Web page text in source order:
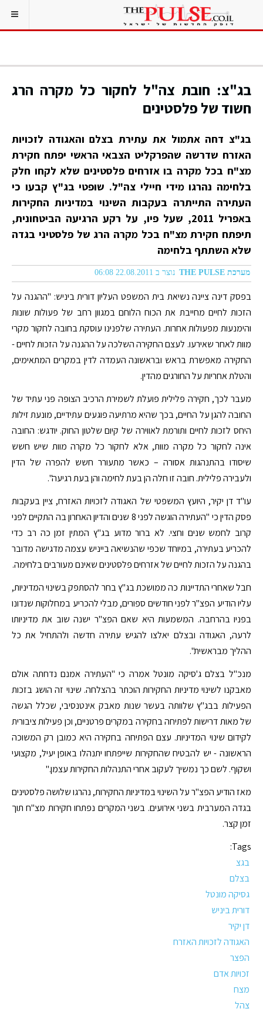
בג"צ: חובת צה"ל לחקור כל מקרה הרג
חשוד של פלסטינים
בג"צ דחה אתמול את עתירת בצלם והאגודה לזכויות
האזרח שדרשה שהפרקליט הצבאי הראשי יפתח חקירת
מצ"ח בכל מקרה בו אזרחים פלסטינים שלא לקחו חלק
בלחימה נהרגו מידי חיילי צה"ל. שופטי בג"ץ קבעו כי
העתירה התייתרה בעקבות השינוי במדיניות החקירות
באפריל 2011, שעל פיו, על רקע הרגיעה הביטחונית,
תיפתח חקירת מצ"ח בכל מקרה הרג של פלסטיני בגדה
שלא השתתף בלחימה
מערכת THE PULSE נוצר ב 22.08.2011 06:08
בפסק דינה ציינה נשיאת בית המשפט העליון דורית ביניש: "ההגנה על
הזכות לחיים מחייבת את הכוח הלוחם במגוון רחב של פעולות שונות
והימנעות מפעולות אחרות. העתירה שלפנינו עוסקת בחובה לחקור מקרי
מוות לאחר שאירעו. לעצם החקירה השלכה על ההגנה על הזכות לחיים -
החקירה מאפשרת בראש ובראשונה העמדה לדין במקרים המתאימים,
והטלת אחריות על החורגים מהדין.
מעבר לכך, חקירה פלילית פועלת לשמירת הרכיב הצופה פני עתיד של
החובה להגן על החיים, בכך שהיא מרתיעה פוגעים עתידיים, מונעת זילות
היחס לזכות לחיים ותורמת לאווירה של קיום שלטון החוק. יודגש: החובה
אינה לחקור כל מקרה מוות, אלא לחקור כל מקרה מוות שיש חשש
שיסודו בהתנהגות אסורה – כאשר מתעורר חשש להפרה של הדין
ולעבירה פלילית. חובה זו חלה הן בעת לחימה והן בעת רגיעה".
עו"ד דן יקיר, היועץ המשפטי של האגודה לזכויות האזרח, ציין בעקבות
פסק הדין כי "העתירה הוגשה לפני 8 שנים והדיון האחרון בה התקיים לפני
קרוב לחמש שנים וחצי. לא ברור מדוע בג"ץ המתין זמן כה רב כדי
להכריע בעתירה, במיוחד שכפי שהנשיאה בייניש עצמה מדגישה מדובר
בהגנה על הזכות לחיים של אזרחים פלסטינים שאינם מעורבים בלחימה.
חבל שאחרי התדיינות כה ממושכת בג"ץ בחר להסתפק בשינוי המדיניות,
עליו הודיע הפצ"ר לפני חודשים ספורים, מבלי להכריע במחלוקות שנדונו
בפניו בהרחבה. המשמעות היא שאם הפצ"ר ישנה שוב את מדיניותו
לרעה, האגודה ובצלם יאלצו להגיש עתירה חדשה ולהתחיל את כל
ההליך מבראשית".
מנכ"ל בצלם ג'סיקה מונטל אמרה כי "העתירה אמנם נדחתה אולם
מאבקנו לשינוי מדיניות החקירות הוכתר בהצלחה. שינוי זה הושג בזכות
הפעילות בבג"ץ שלוותה בעשר שנות מאבק אינטנסיבי, שכלל הגשה
של מאות דרישות לפתיחה בחקירה במקרים פרטניים, וכן פעילות ציבורית
לקידום שינוי המדיניות. עצם הפתיחה בחקירה היא כמובן רק המשוכה
הראשונה - יש להבטיח שהחקירות שייפתחו יתנהלו באופן יעיל, מקצועי
ושקוף. לשם כך נמשיך לעקוב אחרי התנהלות החקירות עצמן."
מאז הודיע הפצ"ר על השינוי במדיניות החקירות, נהרגו שלושה פלסטינים
בגדה המערבית בשני אירועים. בשני המקרים נפתחו חקירות מצ"ח תוך
זמן קצר.
Tags:
בגצ
בצלם
גסיקה מונטל
דורית ביניש
דן יקיר
האגודה לזכויות האזרח
הפצר
זכויות אדם
מצח
צהל